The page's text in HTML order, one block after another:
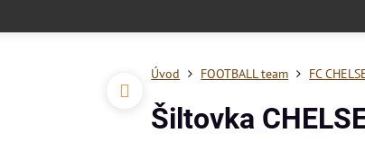
Úvod FOOTBALL team FC
Šiltovka